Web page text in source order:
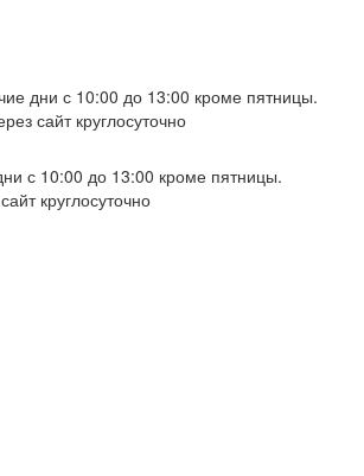
дни с 10:00 до 13:00 кроме пятницы.
сайт круглосуточно
с 10:00 до 13:00 кроме пятницы.
круглосуточно